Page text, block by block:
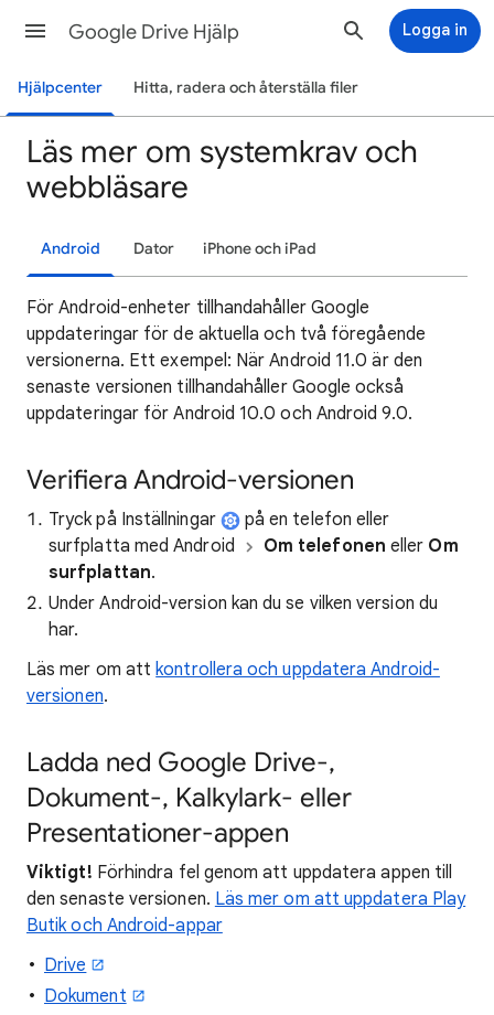
Google Drive Hjälp Logga in
Hjälpcenter Hitta, radera och återställa filer
Läs mer om systemkrav och
webbläsare
Android Dator iPhone och iPad
För Android-enheter tillhandahåller Google
uppdateringar för de aktuella och två föregående
versionerna. Ett exempel: När Android 11.0 är den
senaste versionen tillhandahåller Google också
uppdateringar för Android 10.0 och Android 9.0.
Verifiera Android-versionen
Tryck på Inställningar
på en telefon eller
surfplatta med Android
Om telefonen eller Om
surfplattan.
Under Android-version kan du se vilken version du
har.
Läs mer om attkontrollera och uppdatera Android-
versionen.
Ladda ned Google Drive-,
Dokument-, Kalkylark- eller
Presentationer-appen
Viktigt! Förhindra fel genom att uppdatera appen till
den senaste versionen. Läs mer om att uppdatera Play
Butik och Android-appar
Drive
Dokument